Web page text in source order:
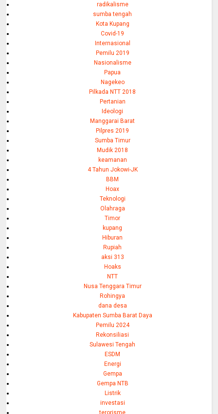
radikalisme
sumba tengah
Kota Kupang
Covid-19
Internasional
Pemilu 2019
Nasionalisme
Papua
Nagekeo
Pilkada NTT 2018
Pertanian
Ideologi
Manggarai Barat
Pilpres 2019
Sumba Timur
Mudik 2018
keamanan
4 Tahun Jokowi-JK
BBM
Hoax
Teknologi
Olahraga
Timor
kupang
Hiburan
Rupiah
aksi 313
Hoaks
NTT
Nusa Tenggara Timur
Rohingya
dana desa
Kabupaten Sumba Barat Daya
Pemilu 2024
Rekonsiliasi
Sulawesi Tengah
ESDM
Energi
Gempa
Gempa NTB
Listrik
investasi
terorisme